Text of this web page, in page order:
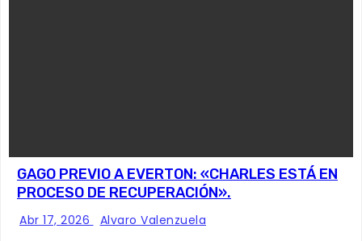
GAGO PREVIO A EVERTON: «CHARLES ESTÁ EN
PROCESO DE RECUPERACIÓN».
Abr 17, 2026 Alvaro Valenzuela